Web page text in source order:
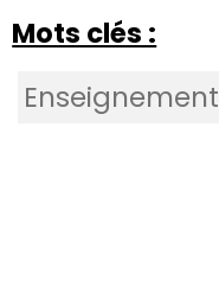
Mots clés :
Enseignement